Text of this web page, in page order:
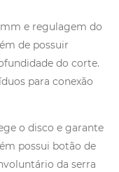
e regulagem do
de possuir
do corte.
para conexão
o disco e garante
possui botão de
da serra